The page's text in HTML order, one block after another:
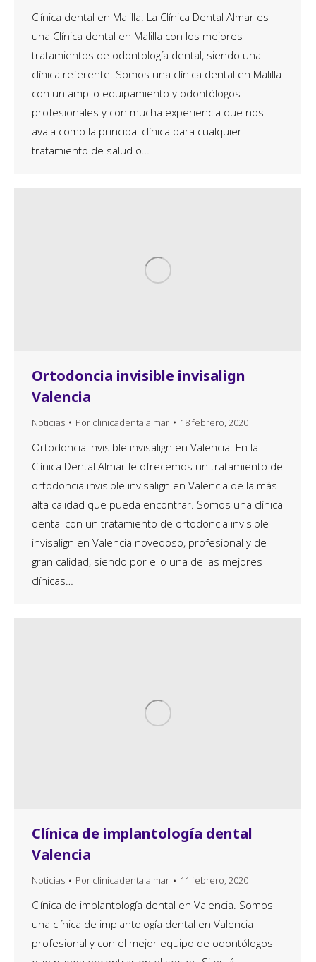
Clínica dental en Malilla. La Clínica Dental Almar es
una Clínica dental en Malilla con los mejores
tratamientos de odontología dental, siendo una
clínica referente. Somos una clínica dental en Malilla
con un amplio equipamiento y odontólogos
profesionales y con mucha experiencia que nos
avala como la principal clínica para cualquier
tratamiento de salud o…
Ortodoncia invisible invisalign
Valencia
Noticias Por clinicadentalalmar 18 febrero, 2020
Ortodoncia invisible invisalign en Valencia. En la
Clínica Dental Almar le ofrecemos un tratamiento de
ortodoncia invisible invisalign en Valencia de la más
alta calidad que pueda encontrar. Somos una clínica
dental con un tratamiento de ortodoncia invisible
invisalign en Valencia novedoso, profesional y de
gran calidad, siendo por ello una de las mejores
clínicas…
Clínica de implantología dental
Valencia
Noticias Por clinicadentalalmar 11 febrero, 2020
Clínica de implantología dental en Valencia. Somos
una clínica de implantología dental en Valencia
profesional y con el mejor equipo de odontólogos